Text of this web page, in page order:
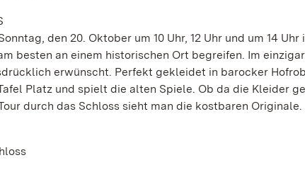
den 20. Oktober um 10 Uhr, 12 Uhr und um 14 Uhr
besten an einem historischen Ort begreifen. Im
erwünscht. Perfekt gekleidet in barocker
Platz und spielt die alten Spiele. Ob da die Kleider
durch das Schloss sieht man die kostbaren Originale.